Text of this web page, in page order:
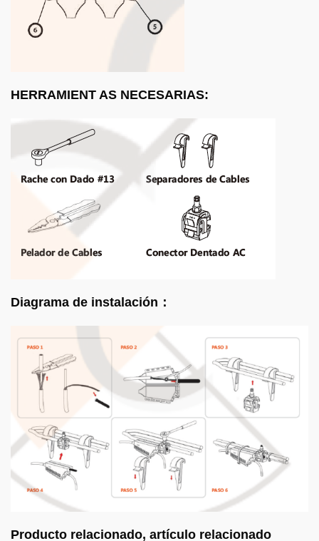
HERRAMIENT AS NECESARIAS:
Diagrama de instalación：
Producto relacionado, artículo relacionado